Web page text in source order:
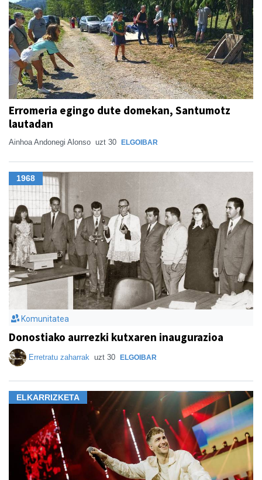
Erromeria egingo dute domekan, Santumotz
lautadan
Ainhoa Andonegi Alonso uzt 30 ELGOIBAR
1968
Komunitatea
Donostiako aurrezki kutxaren inaugurazioa
Erretratu zaharrak uzt 30 ELGOIBAR
ELKARRIZKETA